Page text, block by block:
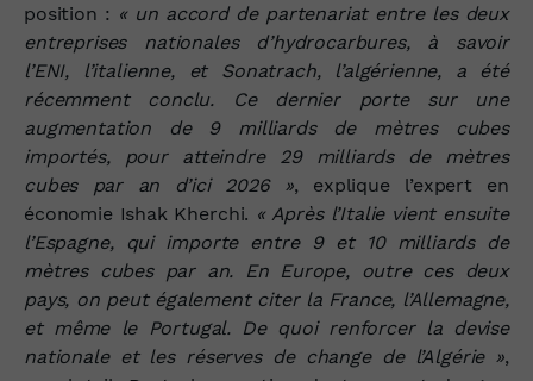
position : « un accord de partenariat entre les deux
entreprises nationales d’hydrocarbures, à savoir
l’ENI, l’italienne, et Sonatrach, l’algérienne, a été
récemment conclu. Ce dernier porte sur une
augmentation de 9 milliards de mètres cubes
importés, pour atteindre 29 milliards de mètres
cubes par an d’ici 2026 », explique l’expert en
économie Ishak Kherchi. « Après l’Italie vient ensuite
l’Espagne, qui importe entre 9 et 10 milliards de
mètres cubes par an. En Europe, outre ces deux
pays, on peut également citer la France, l’Allemagne,
et même le Portugal. De quoi renforcer la devise
nationale et les réserves de change de l’Algérie »,